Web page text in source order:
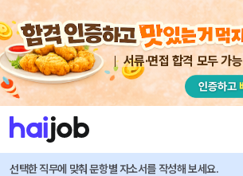
서류·면접 합격 모두 가능
채용공고 자소서 자유항목 자소서 내 작성목록
유디에스 즐겨찾기
2025년 4분기 신입/경력 채용
선택한 직무에 맞춰 문항별 자소서를 작성해 보세요.